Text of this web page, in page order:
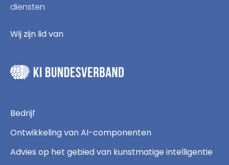
diensten
Wij zijn lid van
Bedrijf
Ontwikkeling van AI-componenten
Advies op het gebied van kunstmatige intelligentie